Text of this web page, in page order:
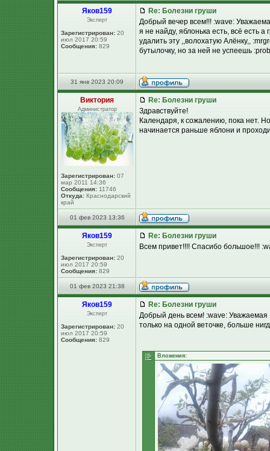
Яков159
Эксперт
Зарегистрирован: 20
июл 2017 20:59
Сообщения: 829
Re: Болезни груши
Добрый вечер всем!!! :wave:
я не найду, яблонька есть, всё есть
удалить эту ,,волохатую Алёнку,,
бутылочку, но за ней не успеешь
31 янв 2023 20:09
Виктория
Администратор
Зарегистрирован: 07
мар 2011 14:36
Сообщения: 11746
Откуда: Краснодарский
край
Re: Болезни груши
Здравствуйте!
Календаря, к сожалению, пока нет.
начинается раньше яблони и
01 фев 2023 13:36
Яков159
Эксперт
Зарегистрирован: 20
июл 2017 20:59
Сообщения: 829
Re: Болезни груши
Всем привет!!!! Спасибо большое!!!
01 фев 2023 21:38
Яков159
Эксперт
Зарегистрирован: 20
июл 2017 20:59
Сообщения: 829
Re: Болезни груши
Добрый день всем! :wave: Уважаемая
только на одной веточке, больше
Вложения: